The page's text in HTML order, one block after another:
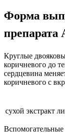
Форма
Круглые
коричневого до
сердцевина
коричневого с
сухой экстракт